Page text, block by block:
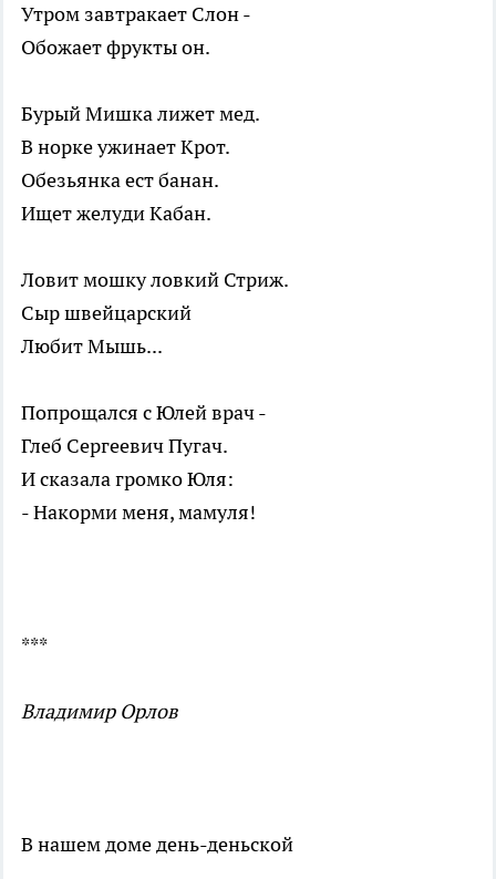
Утром завтракает Слон -
Обожает фрукты он.
Бурый Мишка лижет мед.
В норке ужинает Крот.
Обезьянка ест банан.
Ищет желуди Кабан.
Ловит мошку ловкий Стриж.
Сыр швейцарский
Любит Мышь...
Попрощался с Юлей врач -
Глеб Сергеевич Пугач.
И сказала громко Юля:
- Накорми меня, мамуля!
***
Владимир Орлов
В нашем доме день-деньской